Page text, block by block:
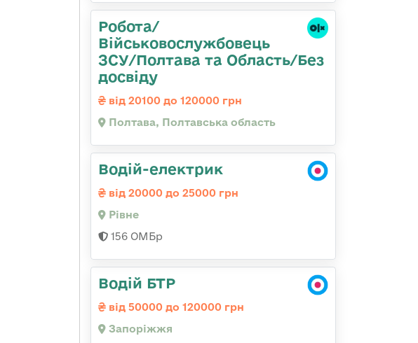
Робота/
Військовослужбовець
ЗСУ/Полтава та Область/Без
досвіду
від 20100 до 120000 грн
Полтава, Полтавська область
Водій-електрик
від 20000 до 25000 грн
Рівне
156 ОМБр
Водій БТР
від 50000 до 120000 грн
Запоріжжя